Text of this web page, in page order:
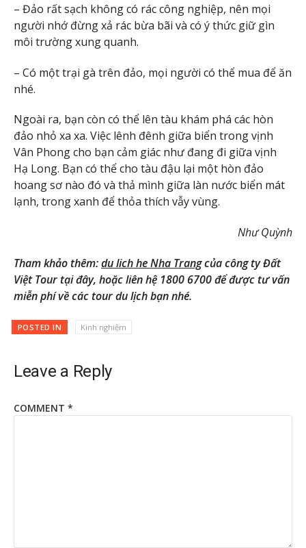
– Đảo rất sạch không có rác công nghiệp, nên mọi
người nhớ đừng xả rác bừa bãi và có ý thức giữ gìn
môi trường xung quanh.
– Có một trại gà trên đảo, mọi người có thể mua để ăn
nhé.
Ngoài ra, bạn còn có thể lên tàu khám phá các hòn
đảo nhỏ xa xa. Việc lênh đênh giữa biển trong vịnh
Vân Phong cho bạn cảm giác như đang đi giữa vịnh
Hạ Long. Bạn có thể cho tàu đậu lại một hòn đảo
hoang sơ nào đó và thả mình giữa làn nước biển mát
lạnh, trong xanh để thỏa thích vẫy vùng.
Như Quỳnh
Tham khảo thêm:du lich he Nha Trangcủa công ty Đất
Việt Tour tại đây, hoặc liên hệ 1800 6700 để được tư vấn
miễn phí về các tour du lịch bạn nhé.
POSTED IN Kinh nghiệm
Leave a Reply
COMMENT *